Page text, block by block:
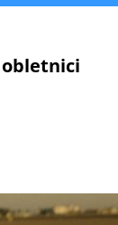
obletnici